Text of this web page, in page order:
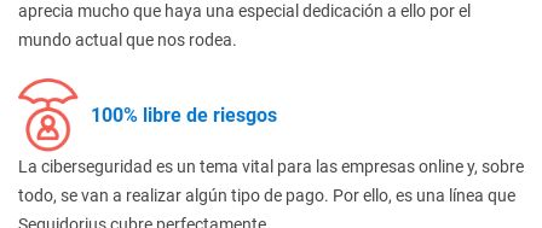
aprecia mucho que haya una especial dedicación a ello por el
mundo actual que nos rodea.
100% libre de riesgos
La ciberseguridad es un tema vital para las empresas online y, sobre
todo, se van a realizar algún tipo de pago. Por ello, es una línea que